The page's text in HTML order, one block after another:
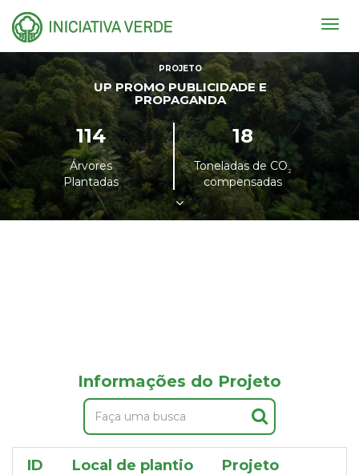
PROJETO
UP PROMO PUBLICIDADE E
PROPAGANDA
114
Árvores
Plantadas
18
Toneladas de CO²
compensadas
Informações do Projeto
ID Local de plantio Projeto